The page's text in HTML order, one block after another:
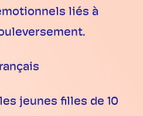
liés à
jeunes filles de 10